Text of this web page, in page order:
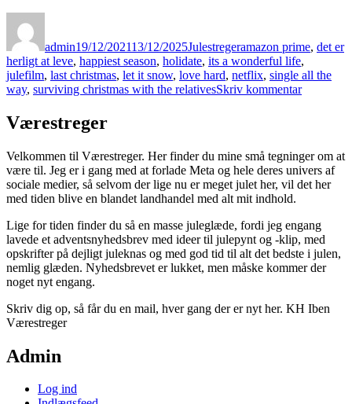
admin19/12/202113/12/2025Julestregeramazon prime, det er
herligt at leve, happiest season, holidate, its a wonderful life,
julefilm, last christmas, let it snow, love hard, netflix, single all the
way, surviving christmas with the relativesSkriv kommentartil
Værestreger
Velkommen til Værestreger. Her finder du mine små tegninger om at
være til. Jeg er i gang med at forlade Meta og hele deres univers af
sociale medier, så selvom der lige nu er meget julet her, vil det her
med tiden blive en blandet landhandel med alt mit indhold.
Lige for tiden finder du så en masse juleglæde, fordi jeg engang
lavede et adventsnyhedsbrev med ideer til julepynt og -klip, med
opskrifter på dejligt juleknas og med god tid til alt det bedste i julen,
nemlig glæden. Nyhedsbrevet er lukket, men måske kommer der
noget nyt engang.
Skriv dig op, så får du en mail, hver gang der er nyt her. KH Iben
Værestreger
Admin
Log ind